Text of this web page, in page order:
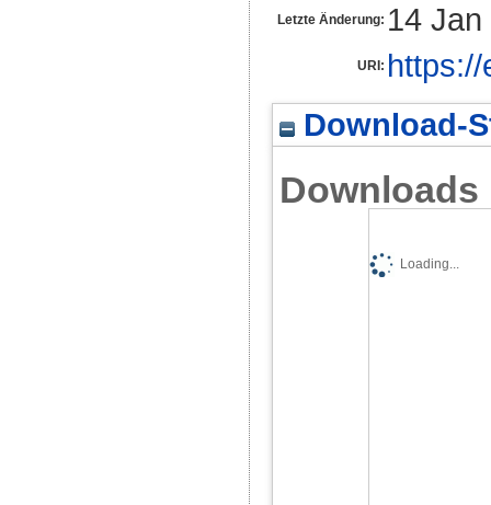
Letzte Änderung: 14
URI:
Download-
Downloads
Loading...